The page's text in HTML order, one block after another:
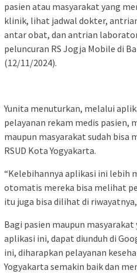
pasien atau masyarakat yang
klinik, lihat jadwal dokter,
antar obat, dan antrian
peluncuran RS Jogja Mobile di
(12/11/2024).
Yunita menuturkan, melalui
pelayanan rekam medis pasien,
maupun masyarakat sudah bisa
RSUD Kota Yogyakarta.
“Kelebihannya aplikasi ini lebih
otomatis mereka bisa melihat
itu juga bisa dilihat di
Bagi pasien maupun
aplikasi ini, dapat diunduh di
ini, diharapkan pelayanan
Yogyakarta semakin baik dan